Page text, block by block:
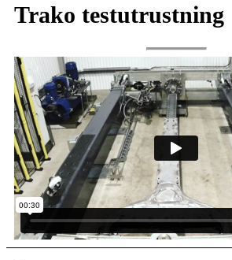
Trako testutrustning